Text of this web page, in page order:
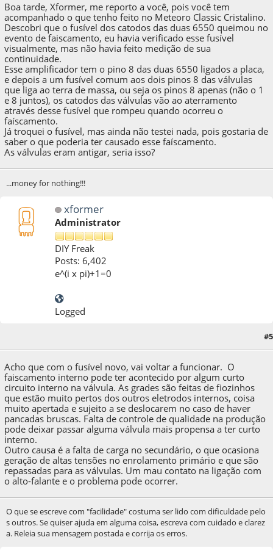
Boa tarde, Xformer, me reporto a você, pois você tem
acompanhado o que tenho feito no Meteoro Classic Cristalino.
Descobri que o fusível dos catodos das duas 6550 queimou no
evento de faiscamento, eu havia verificado esse fusível
visualmente, mas não havia feito medição de sua
continuidade.
Esse amplificador tem o pino 8 das duas 6550 ligados a placa,
e depois a um fusível comum aos dois pinos 8 das válvulas
que liga ao terra de massa, ou seja os pinos 8 apenas (não o 1
e 8 juntos), os catodos das válvulas vão ao aterramento
através desse fusível que rompeu quando ocorreu o
faíscamento.
Já troquei o fusível, mas ainda não testei nada, pois gostaria de
saber o que poderia ter causado esse faíscamento.
As válvulas eram antigar, seria isso?
...money for nothing!!!
xformer
Administrator
DIY Freak
Posts: 6,402
e^(i x pi)+1=0
Logged
#5
Acho que com o fusível novo, vai voltar a funcionar. O
faiscamento interno pode ter acontecido por algum curto
circuito interno na válvula. As grades são feitas de fiozinhos
que estão muito pertos dos outros eletrodos internos, coisa
muito apertada e sujeito a se deslocarem no caso de haver
pancadas bruscas. Falta de controle de qualidade na produção
pode deixar passar alguma válvula mais propensa a ter curto
interno.
Outro causa é a falta de carga no secundário, o que ocasiona
geração de altas tensões no enrolamento primário e que são
repassadas para as válvulas. Um mau contato na ligação com
o alto-falante e o problema pode ocorrer.
O que se escreve com "facilidade" costuma ser lido com dificuldade pelo
s outros. Se quiser ajuda em alguma coisa, escreva com cuidado e clarez
a. Releia sua mensagem postada e corrija os erros.